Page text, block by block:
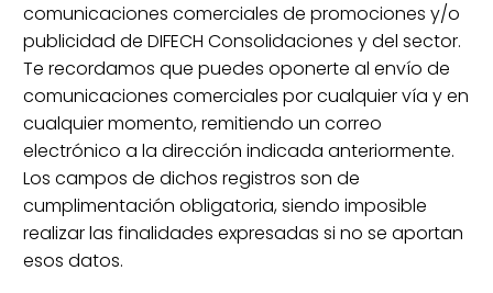
comunicaciones comerciales de promociones y/o
publicidad de DIFECH Consolidaciones y del sector.
Te recordamos que puedes oponerte al envío de
comunicaciones comerciales por cualquier vía y en
cualquier momento, remitiendo un correo
electrónico a la dirección indicada anteriormente.
Los campos de dichos registros son de
cumplimentación obligatoria, siendo imposible
realizar las finalidades expresadas si no se aportan
esos datos.